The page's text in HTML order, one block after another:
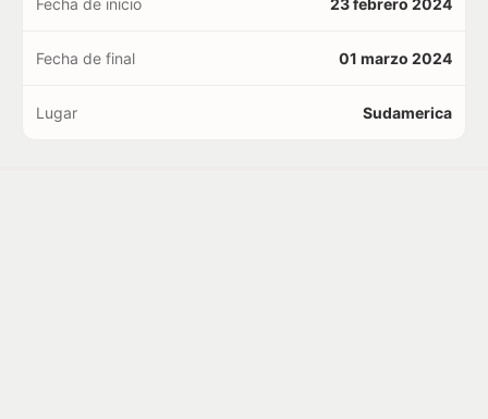
Fecha de inicio 23 febrero 2024
Fecha de final 01 marzo 2024
Lugar Sudamerica